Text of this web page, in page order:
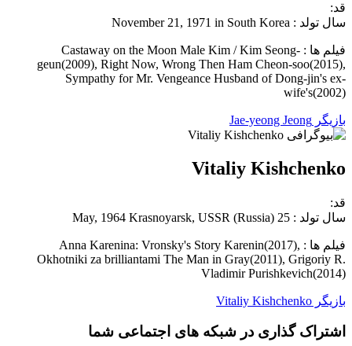
قد:
سال تولد : November 21, 1971 in South Korea
فیلم ها : Castaway on the Moon Male Kim / Kim Seong-
geun(2009), Right Now, Wrong Then Ham Cheon-soo(2015),
Sympathy for Mr. Vengeance Husband of Dong-jin's ex-
wife's(2002)
بازیگر Jae-yeong Jeong
Vitaliy Kishchenko
قد:
سال تولد : 25 May, 1964 Krasnoyarsk, USSR (Russia)
فیلم ها : Anna Karenina: Vronsky's Story Karenin(2017),
Okhotniki za brilliantami The Man in Gray(2011), Grigoriy R.
Vladimir Purishkevich(2014)
بازیگر Vitaliy Kishchenko
اشتراک گذاری در شبکه های اجتماعی شما